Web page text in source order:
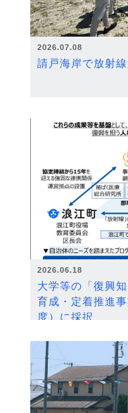
2026.07.08
請戸海岸で放射
2026.06.18
大学等の「復興
育成・定着推進
度）に採択